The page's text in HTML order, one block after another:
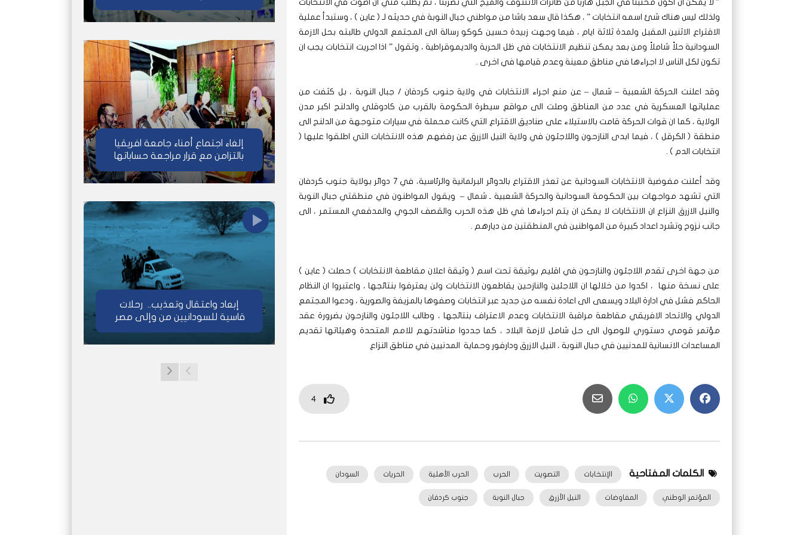
” لا يمكن ان اكون مختبئاً في الجبل هارباً من طائرات الانتنوف والميج التي تضربنا ، ثم يطلب مني ان اصوت في الانتخابات
ولذلك ليس هناك شئ اسمه انتخابات ” ، هكذا قال سعد باشا من مواطني جبال النوبة في حديثه لـ ( عاين ) ، وستبدأ عملية
الاقتراع الاثنين المقبل ولمدة ثلاثة ايام ، فيما وجهت زبيدة حسين كوكو رسالة الى المجتمع الدولي طالبته بحل الازمة
السودانية حلاً شاملاً ومن بعد يمكن تنظيم الانتخابات في ظل الحرية والديموقراطية ، وتقول ” اذا اجريت انتخابات يجب ان
تكون لكل الناس لا اجراءها في مناطق معينة وعدم قيامها في اخرى .
وقد اعلنت الحركة الشعبية – شمال – عن منع اجراء الانتخابات في ولاية جنوب كردفان / جبال النوبة ، بل كثفت من
عملياتها العسكرية في عدد من المناطق وصلت الى مواقع سيطرة الحكومة بالقرب من كادوقلي والدلنج اكبر مدن
الولاية ، كما ان قوات الحركة قامت بالاستيلاء على صناديق الاقتراع التي كانت محملة في سيارات متوجهة من الدلنج الى
منطقة ( الكرقل ) ، فيما ابدى النازحون واللاجئون في ولاية النيل الازرق عن رفضهم هذه الانتخابات التي اطلقوا عليها (
انتخابات الدم ) .
وقد أعلنت مفوضية الانتخابات السودانية عن تعذر الاقتراع بالدوائر البرلمانية والرئاسية، في 7 دوائر بولاية جنوب كردفان
التي تشهد مواجهات بين الحكومة السودانية والحركة الشعبية ـ شمال – ويقول المواطنون في منطقتي جبال النوبة
والنيل الازرق النزاع ان الانتخابات لا يمكن ان يتم اجراءها في ظل هذه الحرب والقصف الجوي والمدفعي المستمر ، الى
جانب نزوح وتشرد اعداد كبيرة من المواطنين في المنطقتين من ديارهم .
من جهة اخرى تقدم اللاجئون والنازحون في اقليم بوثيقة تحت اسم ( وثيقة اعلان مقاطعة الانتخابات ) حصلت ( عاين )
على نسخة منها ، اكدوا من خلالها ان اللاجئين والنازحين يقاطعون الانتخابات ولن يعترفوا بنتائجها ، واعتبروا ان النظام
الحاكم فشل في ادارة البلاد ويسعى الى اعادة نفسه من جديد عبر انتخابات وصفوها بالمزيفة والصورية ، ودعوا المجتمع
الدولي والاتحاد الافريقي مقاطعة مراقبة الانتخابات وعدم الاعتراف بنتائجها ، وطالب اللاجئون والنازحون بضرورة عقد
مؤتمر قومي دستوري للوصول الى حل شامل لازمة البلاد ، كما جددوا مناشدتهم للامم المتحدة وهيئاتها تقديم
المساعدات الانسانية للمدنيين في جبال النوبة ، النيل الازرق ودارفور وحماية المدنيين في مناطق النزاع
4
الكلمات المفتاحية الإنتخابات التصويت الحرب الحرب الأهلية الحريات السودان
المؤتمر الوطني المفاوضات النيل الأزرق جبال النوبة جنوب كردفان
إلغاء اجتماع أمناء جامعة افريقيا
بالتزامن مع قرار مراجعة حساباتها
إبعاد واعتقال وتعذيب.. رحلات
قاسية للسودانيين من وإلى مصر